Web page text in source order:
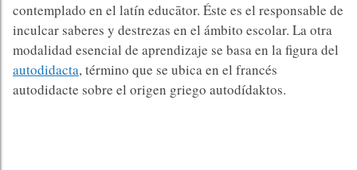
contemplado en el latín educātor. Éste es el responsable de
inculcar saberes y destrezas en el ámbito escolar. La otra
modalidad esencial de aprendizaje se basa en la figura del
autodidacta, término que se ubica en el francés
autodidacte sobre el origen griego autodídaktos.